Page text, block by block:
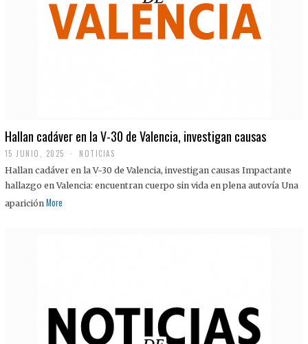
Hallan cadáver en la V-30 de Valencia, investigan causas
15 JUNIO, 2025 NOTICIAS
Hallan cadáver en la V-30 de Valencia, investigan causas Impactante
hallazgo en Valencia: encuentran cuerpo sin vida en plena autovía Una
aparición More